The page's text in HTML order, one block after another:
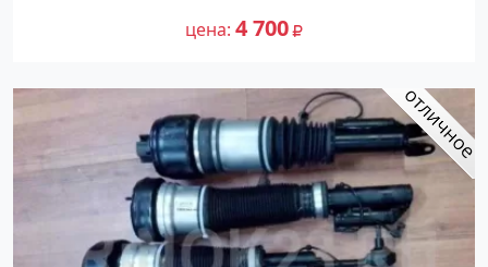
цена 4 700